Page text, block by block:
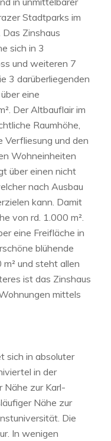
Stadtparks im
Zinshaus
sich in 3
und weiteren 7
3 darüberliegenden
eine
Der Altbauflair im
Raumhöhe,
Verfliesung und den
Wohneinheiten
über einen nicht
nach Ausbau
kann. Damit
von rd. 1.000 m².
eine Freifläche in
blühende
und steht allen
ist das Zinshaus
mittels
sich in absoluter
in der
Nähe zur Karl-
Nähe zur
Die
In wenigen